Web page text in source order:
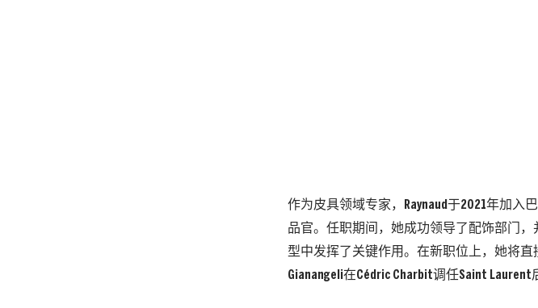
作为皮具领域专家，Raynaud于2021年加入
品官。任职期间，她成功领导了配饰部门，
型中发挥了关键作用。在新职位上，她将直
Gianangeli在Cédric Charbit调任Saint Laurent